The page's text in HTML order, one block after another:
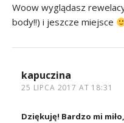
Woow wyglądasz
body!!) i jeszcze miejsce
kapuczina
25 LIPCA 2017 AT 18:31
Dziękuję! Bardzo mi